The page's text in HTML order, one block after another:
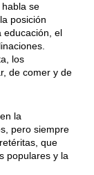
se
posición
educación, el
los
de comer y de
la
pero siempre
que
populares y la